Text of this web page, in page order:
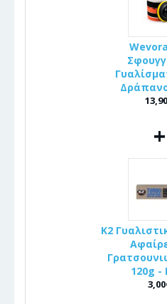
+
K2
120g -